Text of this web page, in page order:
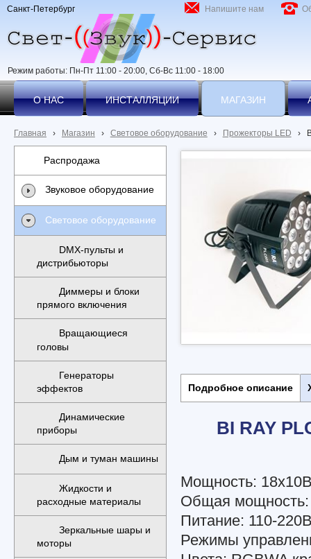
Режим работы: Пн-Пт 11:00 - 20:00, Сб-Вс 11:00 - 18:00
Напишите нам
Санкт-Петербург
О НАС ИНСТАЛЛЯЦИИ МАГАЗИН
Главная › Магазин › Световое оборудование › Прожекторы LED ›
Распродажа
Звуковое оборудование
Световое оборудование
DMX-пульты и
дистрибьюторы
Диммеры и блоки
прямого включения
Вращающиеся
головы
Генераторы
эффектов
Динамические
приборы
Дым и туман машины
Жидкости и
расходные материалы
Зеркальные шары и
моторы
Подробное описание
BI RAY
Мощность:
Общая мощность:
Питание: 110-
Режимы